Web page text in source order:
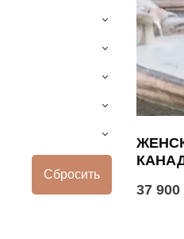
37 900